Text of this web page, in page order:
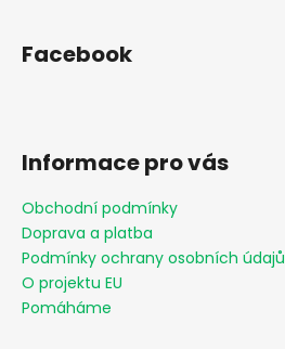
Facebook
Informace pro vás
Obchodní podmínky
Doprava a platba
Podmínky ochrany osobních údajů
O projektu EU
Pomáháme